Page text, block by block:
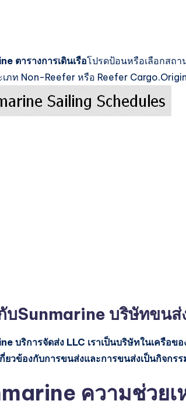
ตารางการเดินเรือโปรดป้อนหรือเลือกสถา
เภท Non-Reefer หรือ Reefer
บSunmarine บริษัทขนส่
บริการจัดส่ง LLC เราเป็นบริษัทในเครือ
ยวข้องกับการขนส่งและการขนส่งเป็นกิจกร
ความช่วยเ